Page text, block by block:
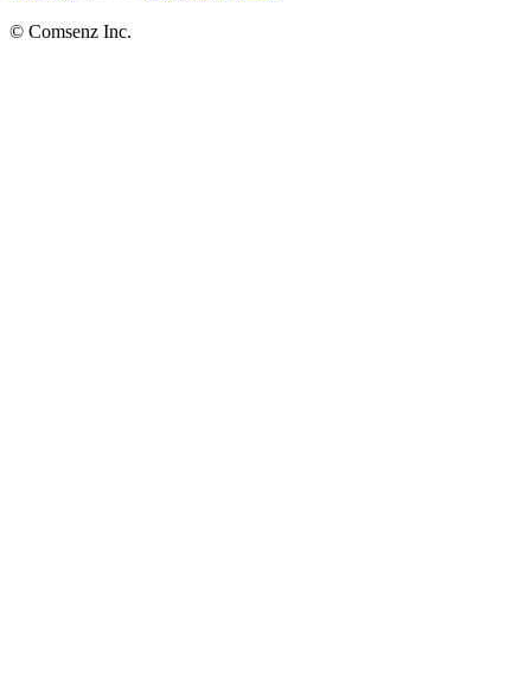
© Comsenz Inc.